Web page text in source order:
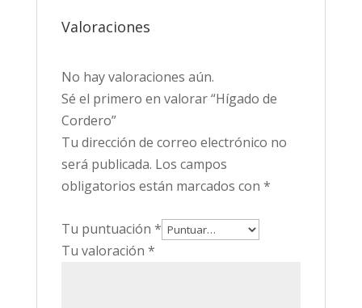
Valoraciones
No hay valoraciones aún.
Sé el primero en valorar “Hígado de
Cordero”
Tu dirección de correo electrónico no
será publicada. Los campos
obligatorios están marcados con *
Tu puntuación *
Tu valoración *